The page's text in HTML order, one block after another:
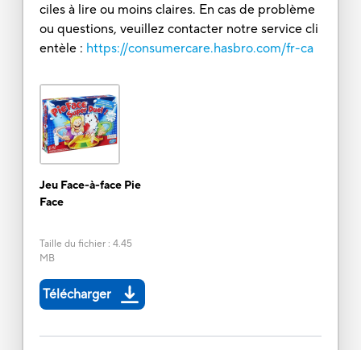
ciles à lire ou moins claires. En cas de problème
ou questions, veuillez contacter notre service cli
entèle : https://consumercare.hasbro.com/fr-ca
Jeu Face-à-face Pie
Face
Taille du fichier: 4.45
MB
Télécharger